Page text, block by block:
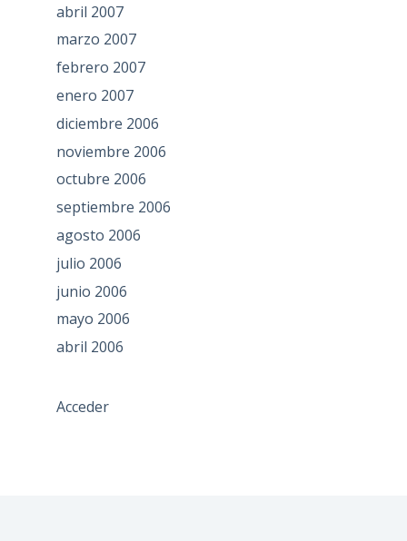
abril 2007
marzo 2007
febrero 2007
enero 2007
diciembre 2006
noviembre 2006
octubre 2006
septiembre 2006
agosto 2006
julio 2006
junio 2006
mayo 2006
abril 2006
Acceder